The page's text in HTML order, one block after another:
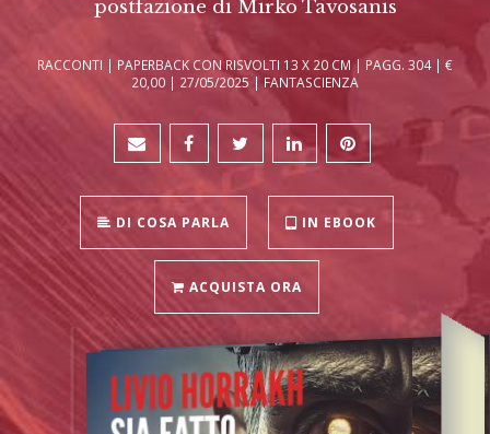
postfazione di Mirko Tavosanis
RACCONTI | PAPERBACK CON RISVOLTI 13 X 20 CM | PAGG. 304 | €
20,00 | 27/05/2025 | FANTASCIENZA
DI COSA PARLA IN EBOOK
ACQUISTA ORA